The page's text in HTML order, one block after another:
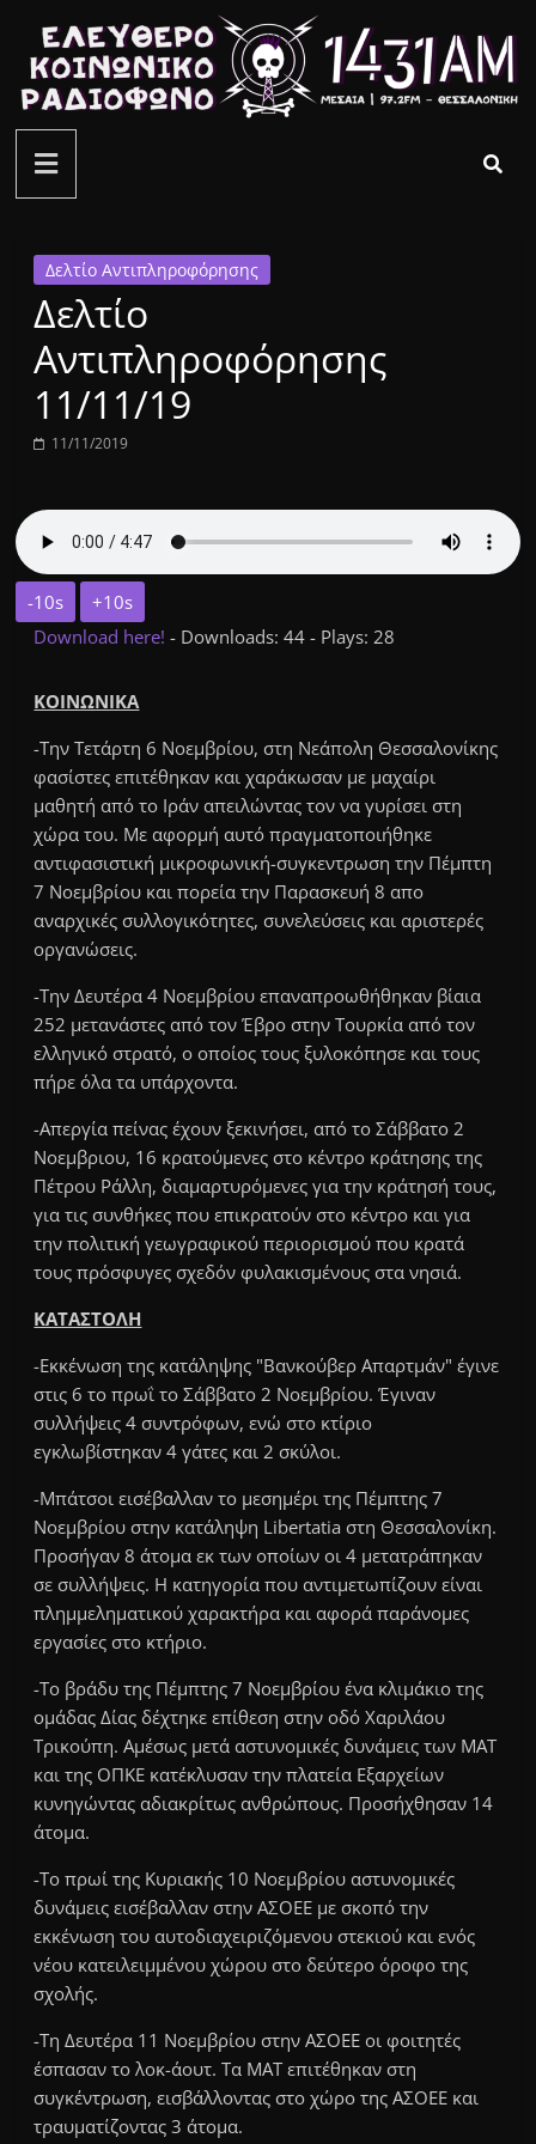
περιεχόμενο
ελεύθερο
κοινωνικό
ραδιόφωνο
1431AM
Δελτίο Αντιπληροφόρησης
Δελτίο
Αντιπληροφόρησης
11/11/19
11/11/2019
-10s
+10s
Download here!- Downloads: 44 - Plays: 28
ΚΟΙΝΩΝΙΚΑ
-Την Τετάρτη 6 Νοεμβρίου, στη Νεάπολη Θεσσαλονίκης
φασίστες επιτέθηκαν και χαράκωσαν με μαχαίρι
μαθητή από το Ιράν απειλώντας τον να γυρίσει στη
χώρα του. Με αφορμή αυτό πραγματοποιήθηκε
αντιφασιστική μικροφωνική-συγκεντρωση την Πέμπτη
7 Νοεμβρίου και πορεία την Παρασκευή 8 απο
αναρχικές συλλογικότητες, συνελεύσεις και αριστερές
οργανώσεις.
-Την Δευτέρα 4 Νοεμβρίου επαναπροωθήθηκαν βίαια
252 μετανάστες από τον Έβρο στην Τουρκία από τον
ελληνικό στρατό, ο οποίος τους ξυλοκόπησε και τους
πήρε όλα τα υπάρχοντα.
-Απεργία πείνας έχουν ξεκινήσει, από το Σάββατο 2
Νοεμβριου, 16 κρατούμενες στο κέντρο κράτησης της
Πέτρου Ράλλη, διαμαρτυρόμενες για την κράτησή τους,
για τις συνθήκες που επικρατούν στο κέντρο και για
την πολιτική γεωγραφικού περιορισμού που κρατά
τους πρόσφυγες σχεδόν φυλακισμένους στα νησιά.
ΚΑΤΑΣΤΟΛΗ
-Εκκένωση της κατάληψης "Βανκούβερ Απαρτμάν" έγινε
στις 6 το πρωΐ το Σάββατο 2 Νοεμβρίου. Έγιναν
συλλήψεις 4 συντρόφων, ενώ στο κτίριο
εγκλωβίστηκαν 4 γάτες και 2 σκύλοι.
-Μπάτσοι εισέβαλλαν το μεσημέρι της Πέμπτης 7
Νοεμβρίου στην κατάληψη Libertatia στη Θεσσαλονίκη.
Προσήγαν 8 άτομα εκ των οποίων οι 4 μετατράπηκαν
σε συλλήψεις. Η κατηγορία που αντιμετωπίζουν είναι
πλημμεληματικού χαρακτήρα και αφορά παράνομες
εργασίες στο κτήριο.
-Το βράδυ της Πέμπτης 7 Νοεμβρίου ένα κλιμάκιο της
ομάδας Δίας δέχτηκε επίθεση στην οδό Χαριλάου
Τρικούπη. Αμέσως μετά αστυνομικές δυνάμεις των ΜΑΤ
και της ΟΠΚΕ κατέκλυσαν την πλατεία Εξαρχείων
κυνηγώντας αδιακρίτως ανθρώπους. Προσήχθησαν 14
άτομα.
-Το πρωί της Κυριακής 10 Νοεμβρίου αστυνομικές
δυνάμεις εισέβαλλαν στην ΑΣΟΕΕ με σκοπό την
εκκένωση του αυτοδιαχειριζόμενου στεκιού και ενός
νέου κατειλειμμένου χώρου στο δεύτερο όροφο της
σχολής.
-Τη Δευτέρα 11 Νοεμβρίου στην ΑΣΟΕΕ οι φοιτητές
έσπασαν το λοκ-άουτ. Τα ΜΑΤ επιτέθηκαν στη
συγκέντρωση, εισβάλλοντας στο χώρο της ΑΣΟΕΕ και
τραυματίζοντας 3 άτομα.